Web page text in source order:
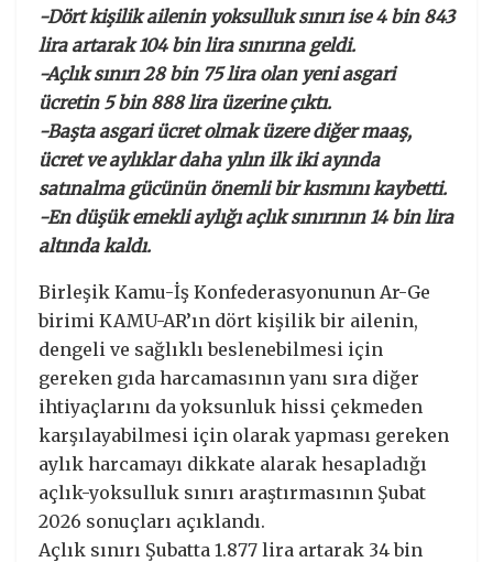
-Dört kişilik ailenin yoksulluk sınırı ise 4 bin 843
lira artarak 104 bin lira sınırına geldi.
-Açlık sınırı 28 bin 75 lira olan yeni asgari
ücretin 5 bin 888 lira üzerine çıktı.
-Başta asgari ücret olmak üzere diğer maaş,
ücret ve aylıklar daha yılın ilk iki ayında
satınalma gücünün önemli bir kısmını kaybetti.
-En düşük emekli aylığı açlık sınırının 14 bin lira
altında kaldı.
Birleşik Kamu-İş Konfederasyonunun Ar-Ge
birimi KAMU-AR’ın dört kişilik bir ailenin,
dengeli ve sağlıklı beslenebilmesi için
gereken gıda harcamasının yanı sıra diğer
ihtiyaçlarını da yoksunluk hissi çekmeden
karşılayabilmesi için olarak yapması gereken
aylık harcamayı dikkate alarak hesapladığı
açlık-yoksulluk sınırı araştırmasının Şubat
2026 sonuçları açıklandı.
Açlık sınırı Şubatta 1.877 lira artarak 34 bin